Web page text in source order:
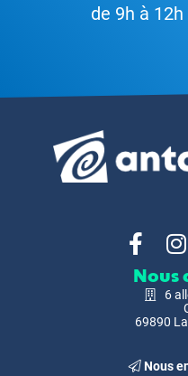
de 9h à
Nous
6
69890
Nous